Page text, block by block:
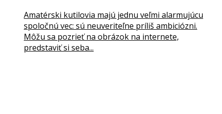
Amatérski kutilovia majú jednu veľmi alarmujúcu
spoločnú vec: sú neuveriteľne príliš ambiciózni.
Môžu sa pozrieť na obrázok na internete,
predstaviť si seba...